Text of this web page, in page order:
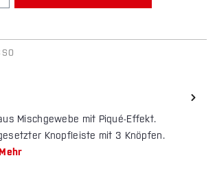
Mischgewebe mit Piqué-Effekt.
Knopfleiste mit 3 Knöpfen.